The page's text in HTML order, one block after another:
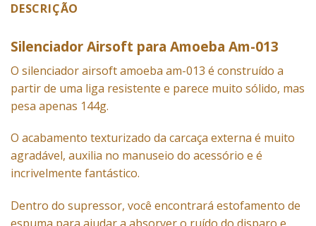
DESCRIÇÃO
Silenciador Airsoft para Amoeba Am-013
O silenciador airsoftamoeba am-013 é construído a
partir de uma liga resistente e parece muito sólido, mas
pesa apenas 144g.
O acabamento texturizado da carcaça externa é muito
agradável, auxilia no manuseio do acessório e é
incrivelmente fantástico.
Dentro do supressor, você encontrará estofamento de